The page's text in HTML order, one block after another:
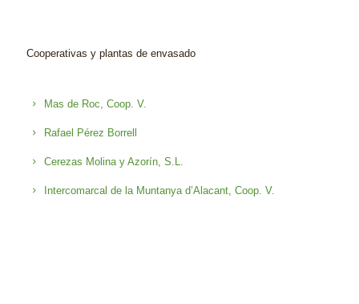
Cooperativas y plantas de envasado
Mas de Roc, Coop. V.
Rafael Pérez Borrell
Cerezas Molina y Azorín, S.L.
Intercomarcal de la Muntanya d’Alacant, Coop. V.